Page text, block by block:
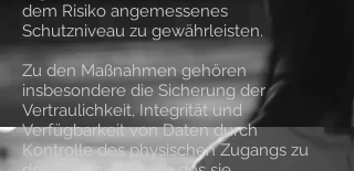
dem Risiko angemessenes
Schutzniveau zu gewährleisten.
Zu den Maßnahmen gehören
insbesondere die Sicherung der
Vertraulichkeit, Integrität und
Verfügbarkeit von Daten durch
Kontrolle des physischen Zugangs zu